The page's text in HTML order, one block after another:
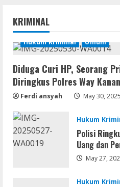
1 August 7,
Serialers
jv16
[Latest]
VL
Office 365
KRIMINAL
Hukum Kriminal Umum
Diduga Curi HP, Seorang
Diringkus Polres Way Kanan
Ferdi ansyah May 30, 2025
Hukum
Polisi
Uang dan
May 27,
Hukum